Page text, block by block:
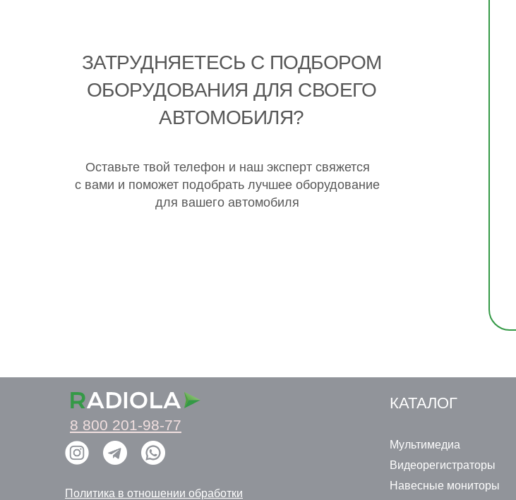
ЗАТРУДНЯЕТЕСЬ С ПОДБОРОМ
ОБОРУДОВАНИЯ ДЛЯ СВОЕГО
АВТОМОБИЛЯ?
Оставьте твой телефон и наш эксперт свяжется
с вами и поможет подобрать лучшее оборудование
для вашего автомобиля
КАТАЛОГ
Мультимедиа
Видеорегистраторы
Навесные мониторы
Политика в отношении обработки
8 800 201-98-77